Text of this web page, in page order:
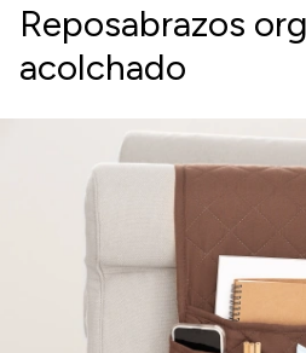
Reposabrazos
acolchado